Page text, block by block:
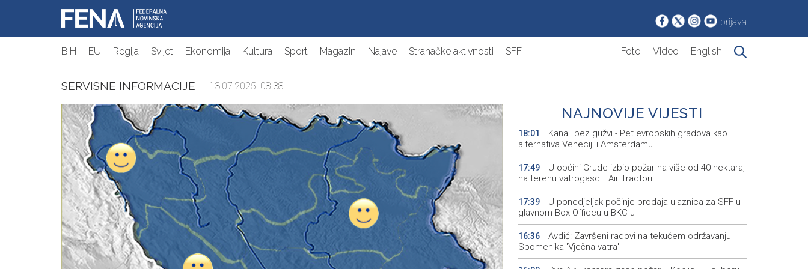
prijava
BiH EU Regija Svijet Ekonomija Kultura Sport Magazin Najave Stranačke aktivnosti SFF Foto Video English
SERVISNE INFORMACIJE | 13.07.2025. 08:38 |
NAJNOVIJE VIJESTI
18:01
Kanali bez gužvi - Pet evropskih gradova kao
alternativa Veneciji i Amsterdamu
17:49
U općini Grude izbio požar na više od 40 hektara,
na terenu vatrogasci i Air Tractori
17:39
U ponedjeljak počinje prodaja ulaznica za SFF u
glavnom Box Officeu u BKC-u
16:36
Avdić: Završeni radovi na tekućem održavanju
Spomenika 'Vječna vatra'